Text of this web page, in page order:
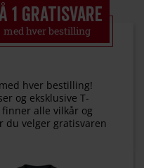
1 GRATISVARE
med hver bestilling
hver bestilling!
og eksklusive T-
alle vilkår og
du velger gratisvaren